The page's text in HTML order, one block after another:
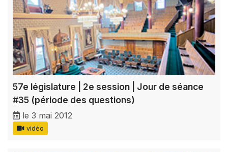
57e législature | 2e session | Jour de séance
#35 (période des questions)
le 3 mai 2012
vidéo